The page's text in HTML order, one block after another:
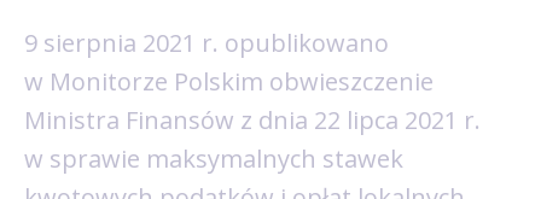
9 sierpnia 2021 r. opublikowano
w Monitorze Polskim obwieszczenie
Ministra Finansów z dnia 22 lipca 2021 r.
w sprawie maksymalnych stawek